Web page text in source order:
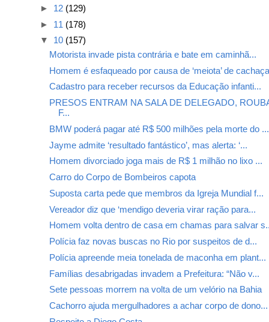
► 12 (129)
► 11 (178)
▼ 10 (157)
Motorista invade pista contrária e bate em caminhã...
Homem é esfaqueado por causa de ‘meiota’ de
Cadastro para receber recursos da Educação infanti...
PRESOS ENTRAM NA SALA DE DELEGADO,
F...
BMW poderá pagar até R$ 500 milhões pela morte do ...
Jayme admite ‘resultado fantástico’, mas alerta: ‘...
Homem divorciado joga mais de R$ 1 milhão no lixo ...
Carro do Corpo de Bombeiros capota
Suposta carta pede que membros da Igreja Mundial f...
Vereador diz que ‘mendigo deveria virar ração para...
Homem volta dentro de casa em chamas para salvar
Polícia faz novas buscas no Rio por suspeitos de d...
Polícia apreende meia tonelada de maconha em plant...
Famílias desabrigadas invadem a Prefeitura: “Não v...
Sete pessoas morrem na volta de um velório na Bahia
Cachorro ajuda mergulhadores a achar corpo de dono...